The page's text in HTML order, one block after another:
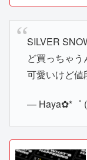
SILVER
ど買っちゃ
可愛いけど
— Haya✿*゜